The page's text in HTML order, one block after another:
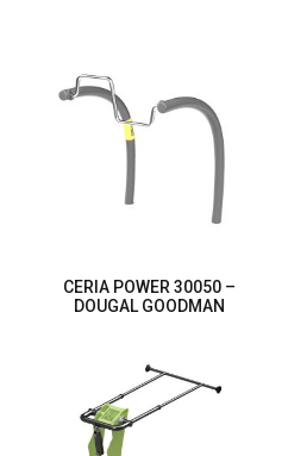
CERIA POWER 30050 –
DOUGAL GOODMAN